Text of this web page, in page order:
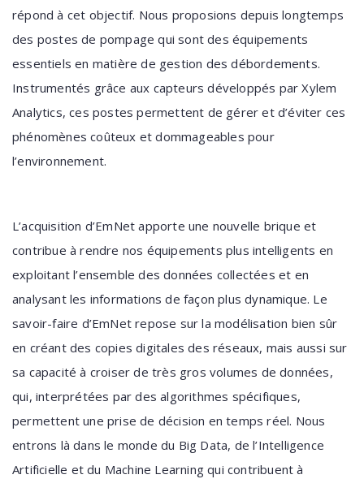
répond à cet objectif. Nous proposions depuis longtemps
des postes de pompage qui sont des équipements
essentiels en matière de gestion des débordements.
Instrumentés grâce aux capteurs développés par Xylem
Analytics, ces postes permettent de gérer et d’éviter ces
phénomènes coûteux et dommageables pour
l’environnement.
L’acquisition d’EmNet apporte une nouvelle brique et
contribue à rendre nos équipements plus intelligents en
exploitant l’ensemble des données collectées et en
analysant les informations de façon plus dynamique. Le
savoir-faire d’EmNet repose sur la modélisation bien sûr
en créant des copies digitales des réseaux, mais aussi sur
sa capacité à croiser de très gros volumes de données,
qui, interprétées par des algorithmes spécifiques,
permettent une prise de décision en temps réel. Nous
entrons là dans le monde du Big Data, de l’Intelligence
Artificielle et du Machine Learning qui contribuent à